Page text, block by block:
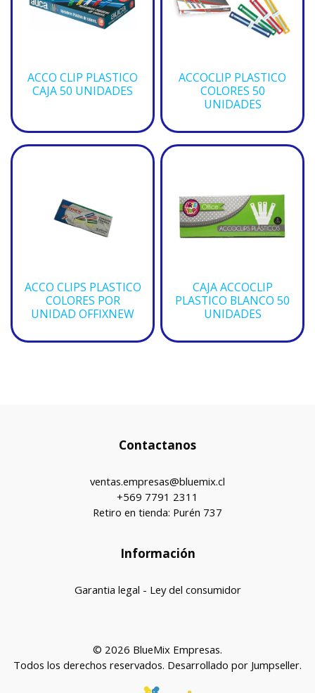
ACCO CLIP PLASTICO
CAJA 50 UNIDADES
ACCOCLIP PLASTICO
COLORES 50
UNIDADES
ACCO CLIPS PLASTICO
COLORES POR
UNIDAD OFFIXNEW
CAJA ACCOCLIP
PLASTICO BLANCO 50
UNIDADES
Contactanos
ventas.empresas@bluemix.cl
+569 7791 2311
Retiro en tienda: Purén 737
Información
Garantia legal - Ley del consumidor
© 2026 BlueMix Empresas.
Todos los derechos reservados. Desarrollado por Jumpseller.